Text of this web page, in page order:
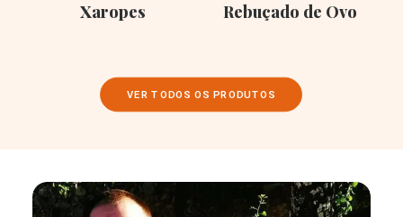
Xaropes Rebuçado de Ovo
VER TODOS OS PRODUTOS